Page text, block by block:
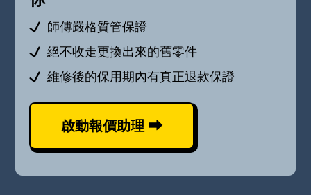
師傅嚴格質管保證
絕不收走更換出來的舊零件
維修後的保用期內有真正退款保證
啟動報價助理 ⮕